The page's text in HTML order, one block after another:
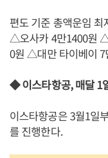
편도 기준 총액운임
△오사카 4만1400원
0원 △대만 타이베이 7
◆ 이스타항공, 매달 1
이스타항공은 3월1일
를 진행한다.